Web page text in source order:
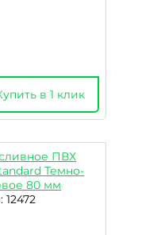
в 1 клик
ПВХ
Темно-
80 мм
12472